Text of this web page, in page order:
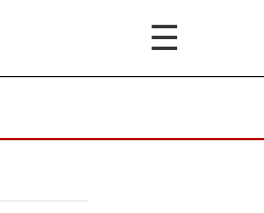
☰